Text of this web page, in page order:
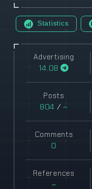
Statistics
Advertising
14.08
Posts
804 / ~
Comments
0
References
~